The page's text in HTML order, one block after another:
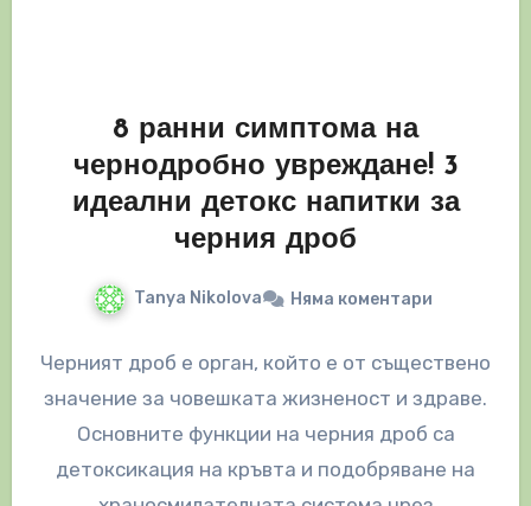
8 ранни симптома на
чернодробно увреждане! 3
идеални детокс напитки за
черния дроб
Tanya Nikolova Няма коментари
Черният дроб е орган, който е от съществено
значение за човешката жизненост и здраве.
Основните функции на черния дроб са
детоксикация на кръвта и подобряване на